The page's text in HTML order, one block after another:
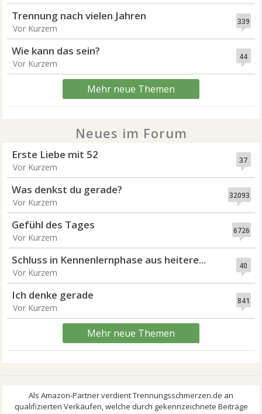
339
Trennung nach vielen Jahren
Vor Kurzem
44
Wie kann das sein?
Vor Kurzem
Mehr neue Themen
Neues im Forum
37
Erste Liebe mit 52
Vor Kurzem
32093
Was denkst du gerade?
Vor Kurzem
6726
Gefühl des Tages
Vor Kurzem
40
Schluss in Kennenlernphase aus heitere...
Vor Kurzem
841
Ich denke gerade
Vor Kurzem
Mehr neue Themen